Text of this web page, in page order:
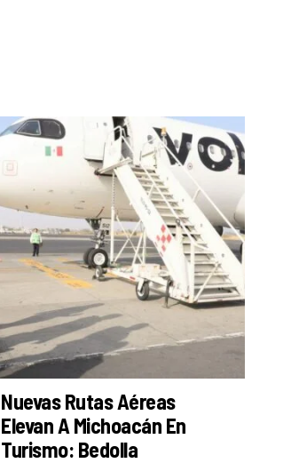
Nuevas Rutas Aéreas
Elevan A Michoacán En
Turismo: Bedolla